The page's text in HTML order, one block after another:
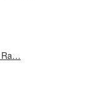
Ra…